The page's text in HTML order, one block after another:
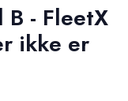
- FleetX
ikke er